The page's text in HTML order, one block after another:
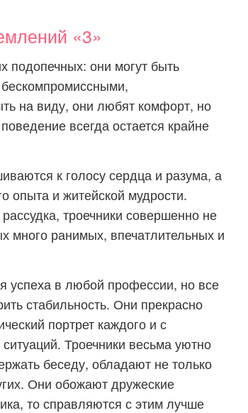
«3»
подопечных: они могут быть
на виду, они любят комфорт, но
всегда остается крайне
к голосу сердца и разума, а
опыта и житейской мудрости.
троечники совершенно не
много ранимых, впечатлительных и
успеха в любой профессии, но все
стабильность. Они прекрасно
портрет каждого и с
Троечники весьма уютно
беседу, обладают не только
Они обожают дружеские
то справляются с этим лучше